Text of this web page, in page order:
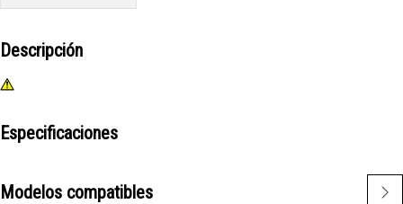
Descripción
Especificaciones
Modelos compatibles